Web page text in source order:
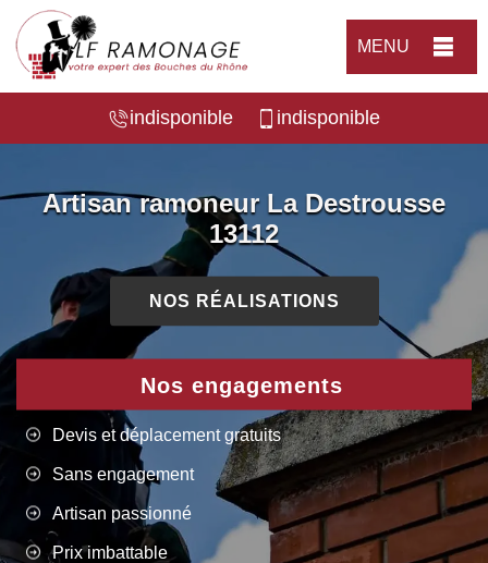
MENU
indisponible indisponible
Artisan ramoneur La Destrousse
13112
NOS RÉALISATIONS
Nos engagements
Devis et déplacement gratuits
Sans engagement
Artisan passionné
Prix imbattable